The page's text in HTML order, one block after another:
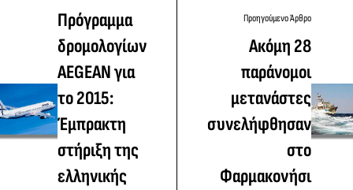
Πρόγραμμα
δρομολογίων
AEGEAN για
το 2015:
Έμπρακτη
στήριξη της
ελληνικής
Προηγούμενο Άρθρο
Ακόμη 28
παράνομοι
μετανάστες
συνελήφθησαν
στο
Φαρμακονήσι